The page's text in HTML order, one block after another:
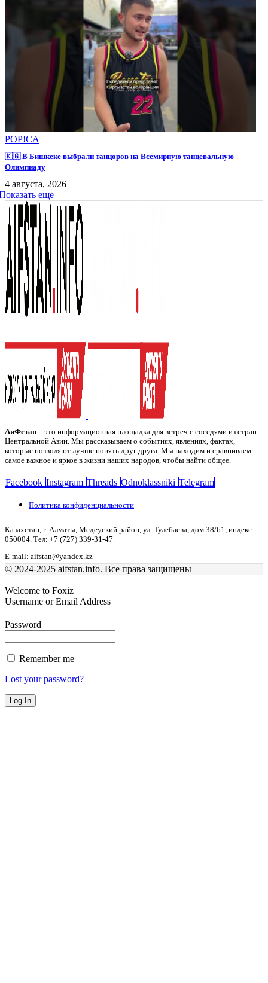
POP!CA
🇰🇬 В Бишкеке выбрали танцоров на Всемирную танцевальную
Олимпиаду
4 августа, 2026
еще
АиФстан – это информационная площадка для встреч с соседями из стран
Центральной Азии. Мы рассказываем о событиях, явлениях, фактах,
которые позволяют лучше понять друг друга. Мы находим и сравниваем
самое важное и яркое в жизни наших народов, чтобы найти общее.
Facebook Instagram Threads Odnoklassniki Telegram
Политика конфиденциальности
Казахстан, г. Алматы, Медеуский район, ул. Тулебаева, дом 38/61, индекс
050004. Тел: +7 (727) 339-31-47
E-mail: aifstan@yandex.kz
© 2024-2025 aifstan.info. Все права защищены
Welcome to Foxiz
Username or Email Address
Password
Remember me
Lost your password?